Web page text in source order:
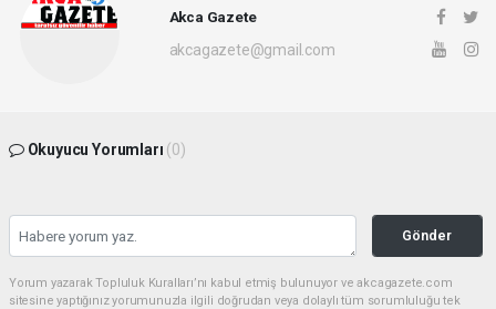
Akca Gazete
akcagazete@gmail.com
Okuyucu Yorumları (0)
Gönder
Yorum yazarak Topluluk Kuralları’nı kabul etmiş bulunuyor ve akcagazete.com
sitesine yaptığınız yorumunuzla ilgili doğrudan veya dolaylı tüm sorumluluğu tek